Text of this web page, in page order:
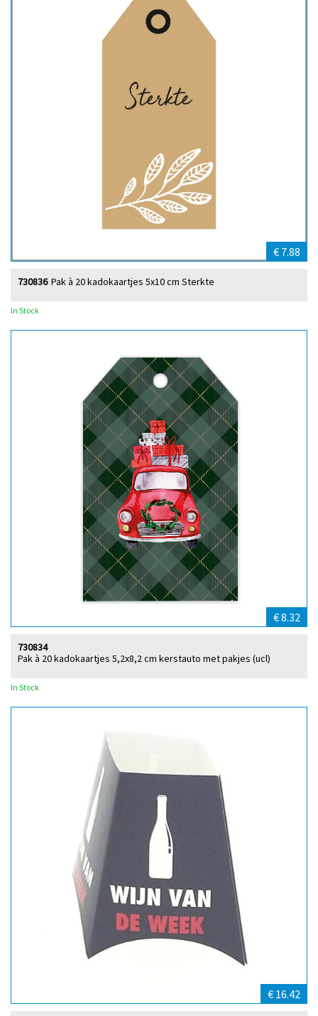
€ 7.88
Pak à 20 kadokaartjes 5x10 cm Sterkte
730836
In Stock
€ 8.32
Pak à 20 kadokaartjes 5,2x8,2 cm kerstauto met pakjes (ucl)
730834
In Stock
€ 16.42